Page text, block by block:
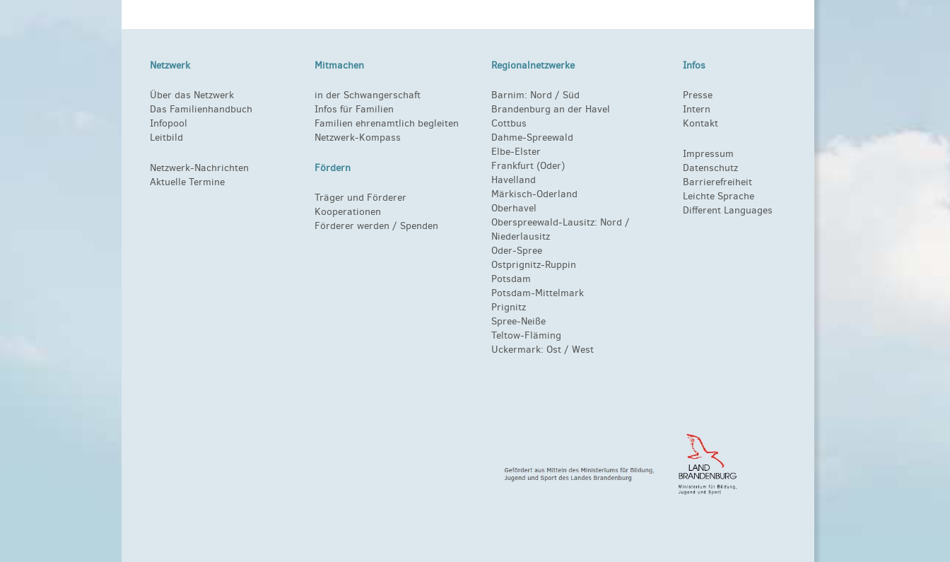
Netzwerk
Über das Netzwerk
Das Familienhandbuch
Infopool
Leitbild
Netzwerk-Nachrichten
Aktuelle Termine
Mitmachen
in der Schwangerschaft
Infos für Familien
Familien ehrenamtlich begleiten
Netzwerk-Kompass
Fördern
Träger und Förderer
Kooperationen
Förderer werden / Spenden
Regionalnetzwerke
Barnim: Nord / Süd
Brandenburg an der Havel
Cottbus
Dahme-Spreewald
Elbe-Elster
Frankfurt (Oder)
Havelland
Märkisch-Oderland
Oberhavel
Oberspreewald-Lausitz: Nord /
Niederlausitz
Oder-Spree
Ostprignitz-Ruppin
Potsdam
Potsdam-Mittelmark
Prignitz
Spree-Neiße
Teltow-Fläming
Uckermark:Ost /West
Infos
Presse
Intern
Kontakt
Impressum
Datenschutz
Barrierefreiheit
Leichte Sprache
Different Languages